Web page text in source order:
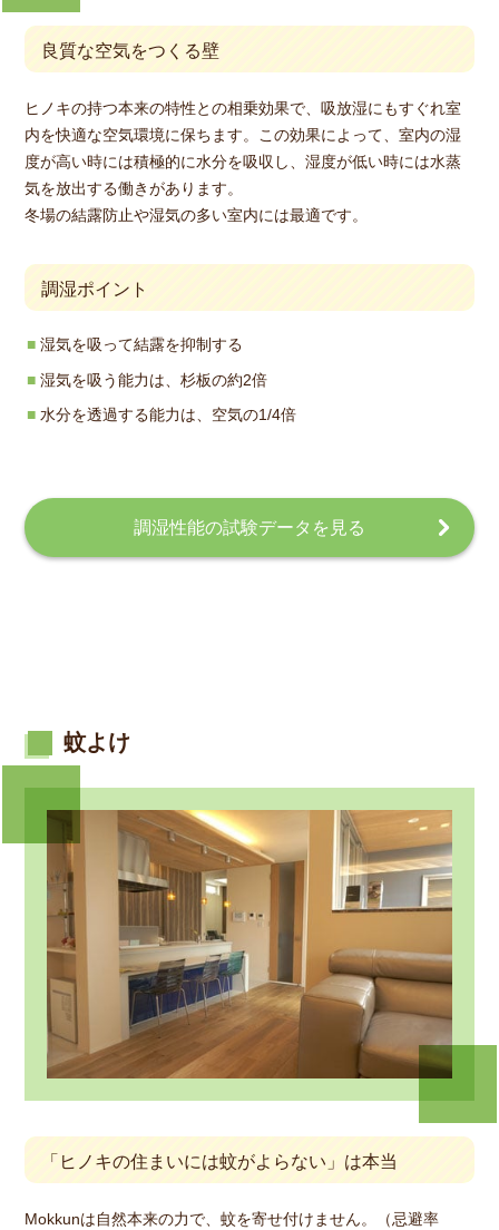
良質な空気をつくる壁
ヒノキの持つ本来の特性との相乗効果で、吸放湿にもすぐれ室
内を快適な空気環境に保ちます。この効果によって、室内の湿
度が高い時には積極的に水分を吸収し、湿度が低い時には水蒸
気を放出する働きがあります。
冬場の結露防止や湿気の多い室内には最適です。
調湿ポイント
湿気を吸って結露を抑制する
湿気を吸う能力は、杉板の約2倍
水分を透過する能力は、空気の1/4倍
調湿性能の試験データを見る
蚊よけ
「ヒノキの住まいには蚊がよらない」は本当
Mokkunは自然本来の力で、蚊を寄せ付けません。（忌避率